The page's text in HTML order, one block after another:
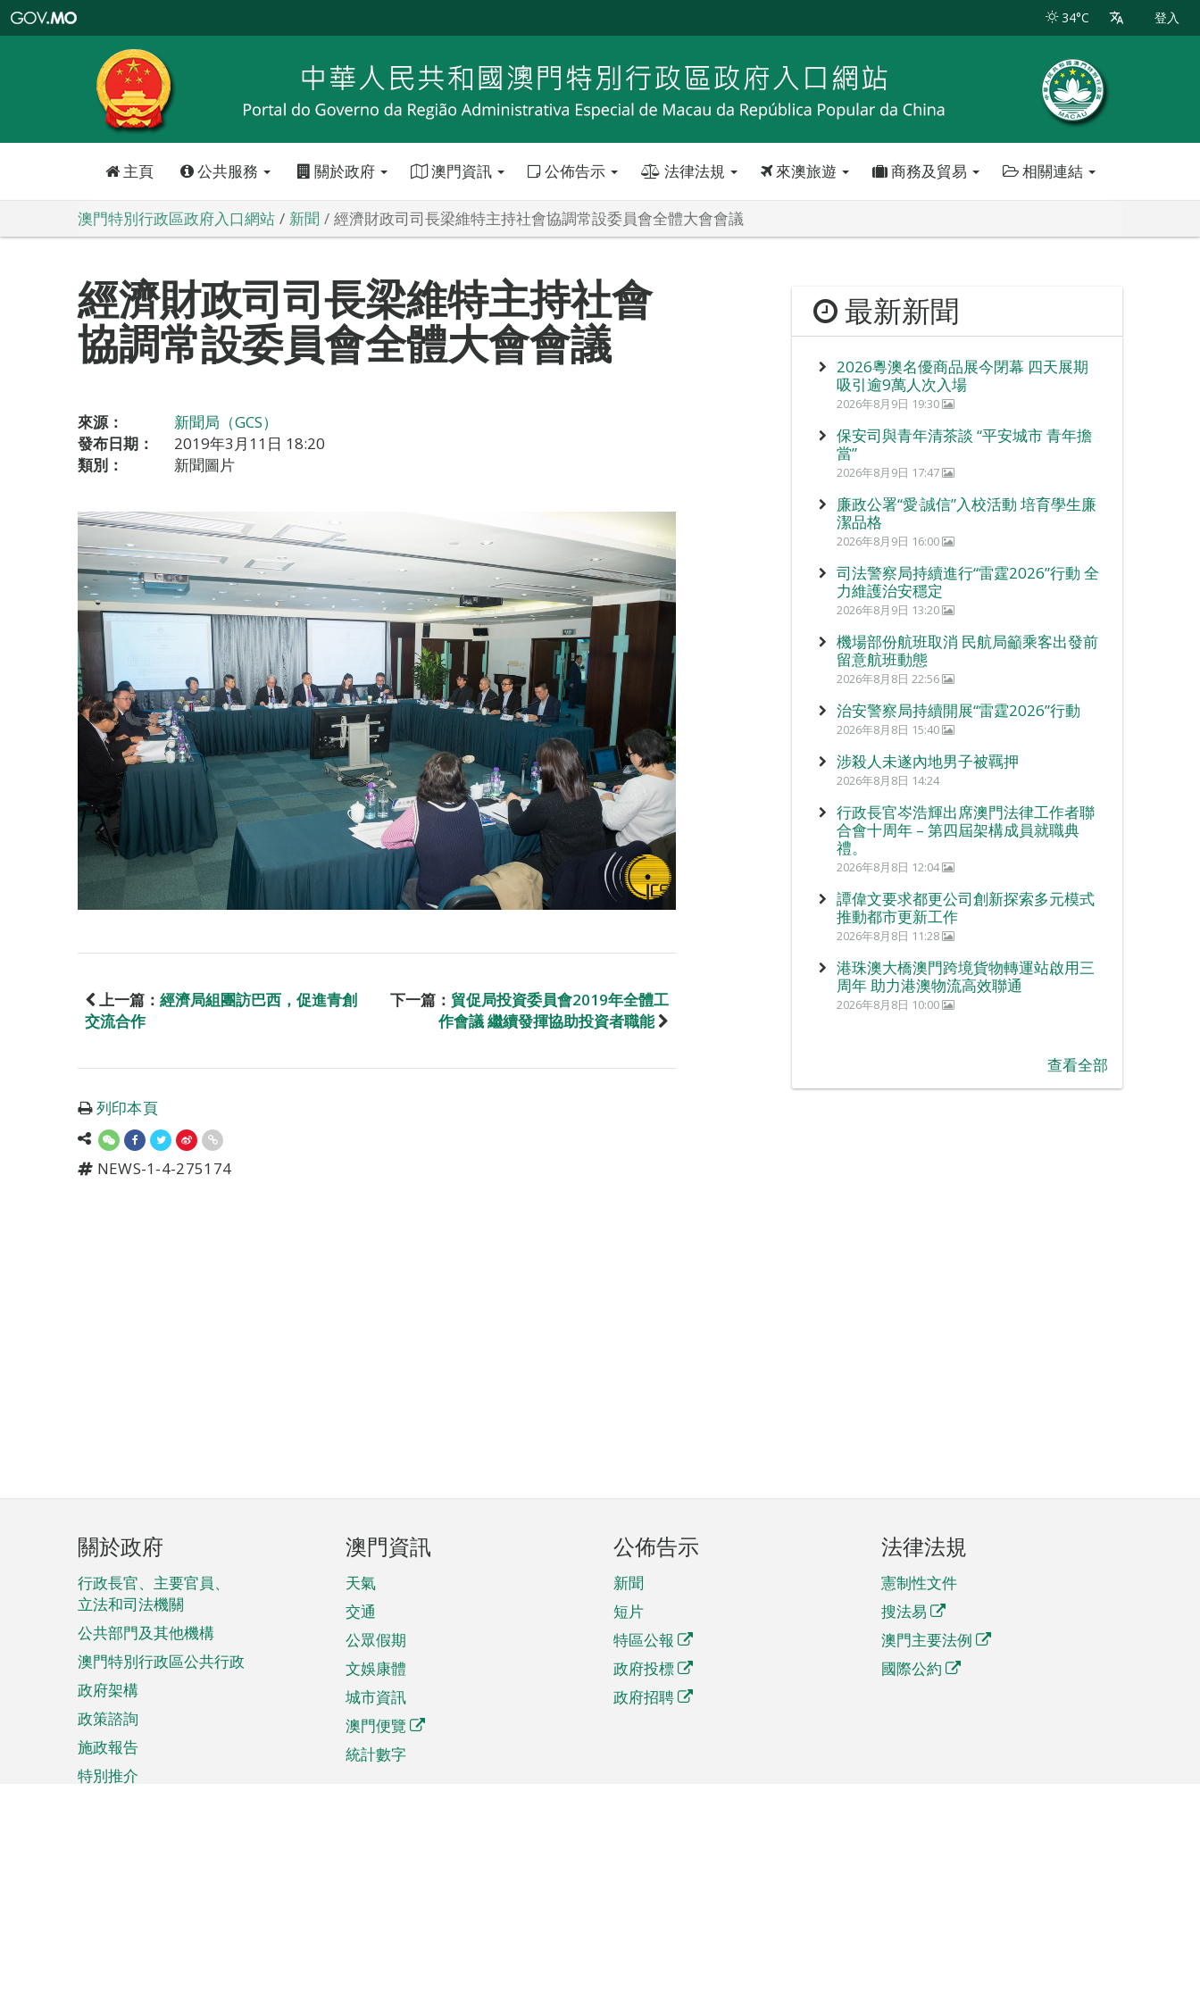
特
政
區
政
口
34°C 登入
主頁 公共服務 關於政府 澳門資訊 公佈告示 法律法規 來澳旅遊 商務及貿易 相關連結
澳門特別行政區政府入口網站 新聞 經濟財政司司長梁維特主持社會協調常設委員會全體大會會議
經濟財政司司長梁維特主持社會
協調常設委員會全體大會會議
來源：
新聞局（GCS）
發布日期：
2019年3月11日 18:20
類別：
新聞圖片
上一篇： 經濟局組團訪巴西，促進青創
交流合作
下一篇： 貿促局投資委員會2019年全體工
作會議 繼續發揮協助投資者職能
列印本頁
NEWS-1-4-275174
最新新聞
2026粵澳名優商品展今閉幕 四天展期
吸引逾9萬人次入場
2026年8月9日 19:30
保安司與青年清茶談 “平安城市 青年擔
當”
2026年8月9日 17:47
廉政公署“愛‧誠信”入校活動 培育學生廉
潔品格
2026年8月9日 16:00
司法警察局持續進行“雷霆2026”行動 全
力維護治安穩定
2026年8月9日 13:20
機場部份航班取消 民航局籲乘客出發前
留意航班動態
2026年8月8日 22:56
治安警察局持續開展“雷霆2026”行動
2026年8月8日 15:40
涉殺人未遂內地男子被羈押
2026年8月8日 14:24
行政長官岑浩輝出席澳門法律工作者聯
合會十周年 – 第四屆架構成員就職典
禮。
2026年8月8日 12:04
譚偉文要求都更公司創新探索多元模式
推動都市更新工作
2026年8月8日 11:28
港珠澳大橋澳門跨境貨物轉運站啟用三
周年 助力港澳物流高效聯通
2026年8月8日 10:00
查看全部
頁
腳
菜
單
關於政府
行政長官、主要官員、
立法和司法機關
公共部門及其他機構
澳門特別行政區公共行政
政府架構
政策諮詢
施政報告
特別推介
澳門資訊
天氣
交通
公眾假期
文娛康體
城市資訊
澳門便覽
統計數字
公佈告示
新聞
短片
特區公報
政府投標
政府招聘
法律法規
憲制性文件
搜法易
澳門主要法例
國際公約